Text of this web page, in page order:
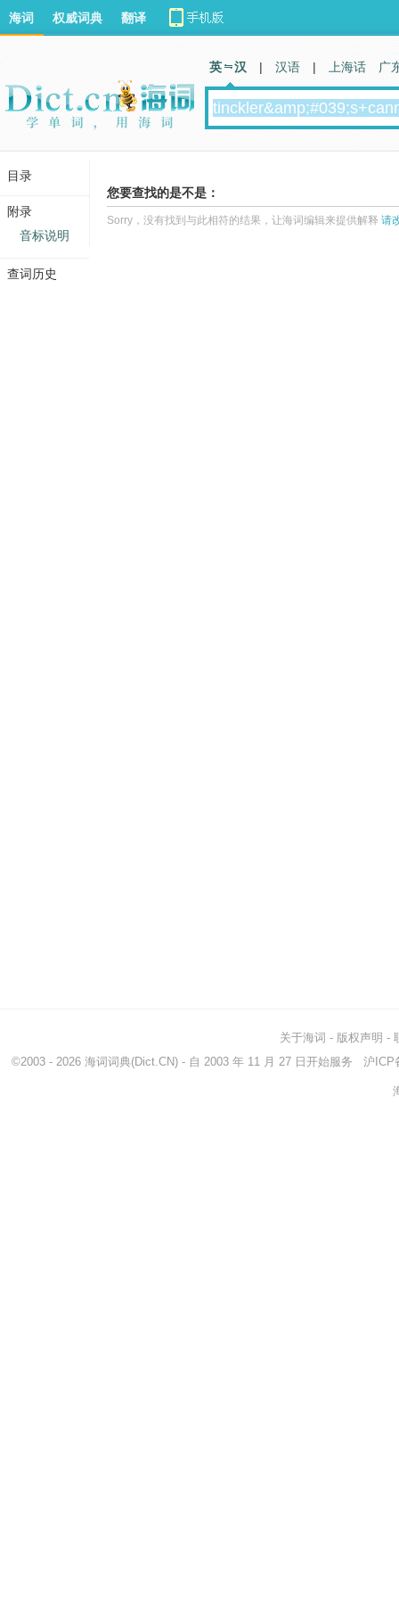
您要查找的是不是：
Sorry，没有找到与此相符的结果，让海词编辑来提供解释 请
海词 权威词典 翻译
英 汉 | 汉语 | 上海话 广
关于海词 - 版权声明 -
©2003 - 2026 海词词典(Dict.CN) - 自 2003 年 11 月 27 日开始服务 沪ICP
目录
附录
音标说明
查词历史